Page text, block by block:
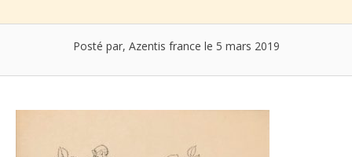
Posté par, Azentis france le 5 mars 2019